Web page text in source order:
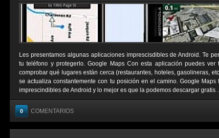
Les presentamos algunas aplicaciones imprescisdibles de Android. Te
tu teléfono y protegerlo. Google Maps Con esta aplicación puedes
comprobar qué lugares están cerca (restaurantes, hoteles, gasolineras,
se actualiza constantemente con tu posición en el camino. Google
imprescindibles de Android y lo mejor es que la podemos descargar gratis
0 COMENTARIOS